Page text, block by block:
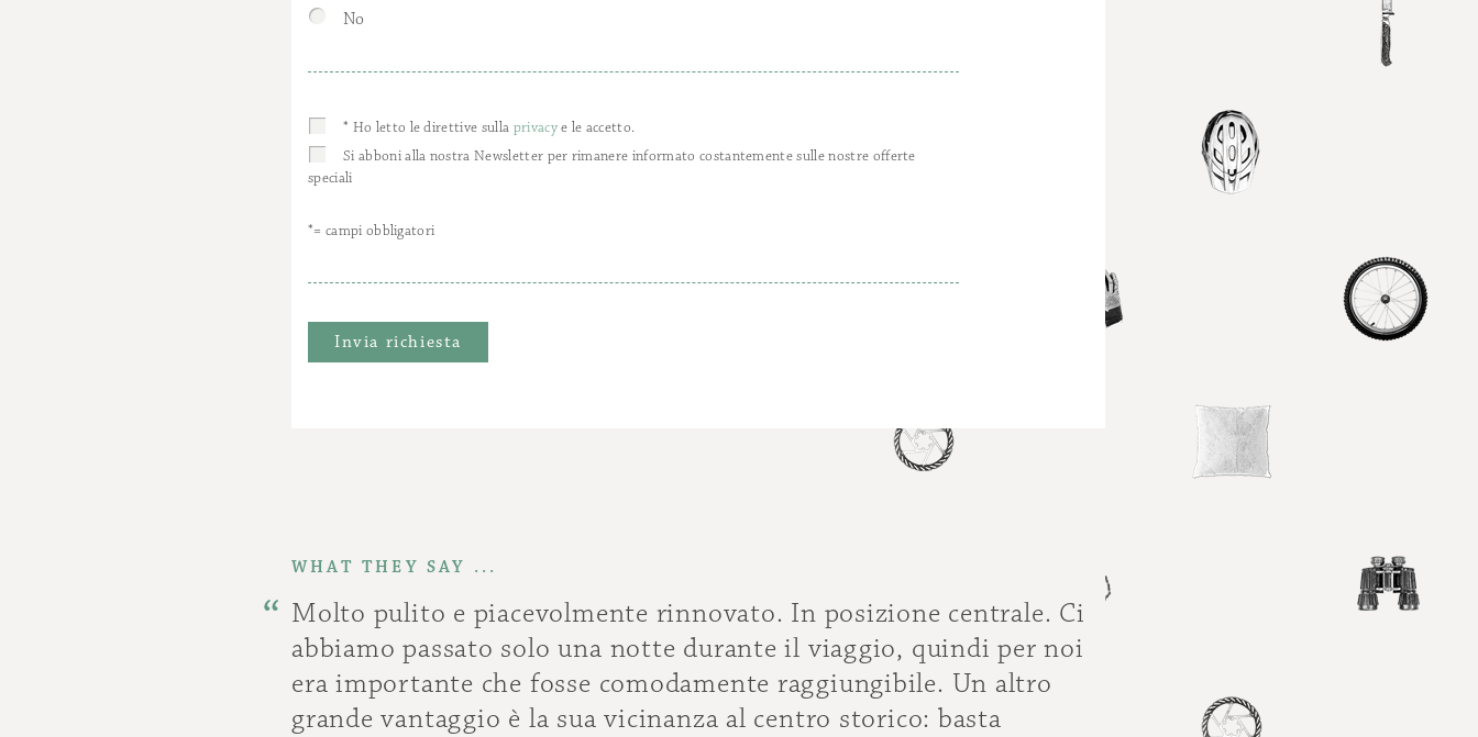
No
* Ho letto le direttive sulla privacye le accetto.
Si abboni alla nostra Newsletter per rimanere informato costantemente sulle nostre offerte
speciali
*= campi obbligatori
WHAT THEY SAY ...
Molto pulito e piacevolmente rinnovato. In posizione centrale. Ci
abbiamo passato solo una notte durante il viaggio, quindi per noi
era importante che fosse comodamente raggiungibile. Un altro
grande vantaggio è la sua vicinanza al centro storico: basta